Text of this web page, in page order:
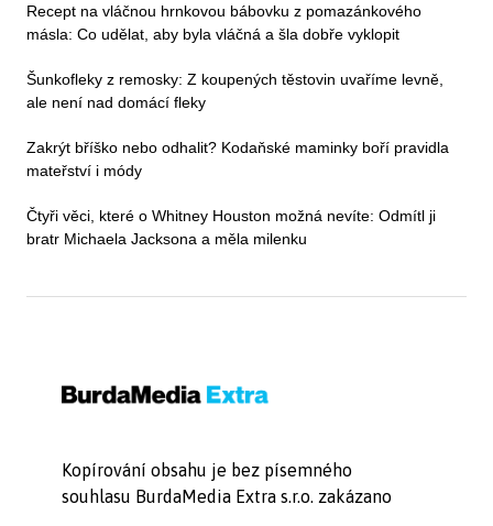
Recept na vláčnou hrnkovou bábovku z pomazánkového
másla: Co udělat, aby byla vláčná a šla dobře vyklopit
Šunkofleky z remosky: Z koupených těstovin uvaříme levně,
ale není nad domácí fleky
Zakrýt bříško nebo odhalit? Kodaňské maminky boří pravidla
mateřství i módy
Čtyři věci, které o Whitney Houston možná nevíte: Odmítl ji
bratr Michaela Jacksona a měla milenku
Kopírování obsahu je bez písemného
souhlasu BurdaMedia Extra s.r.o. zakázano